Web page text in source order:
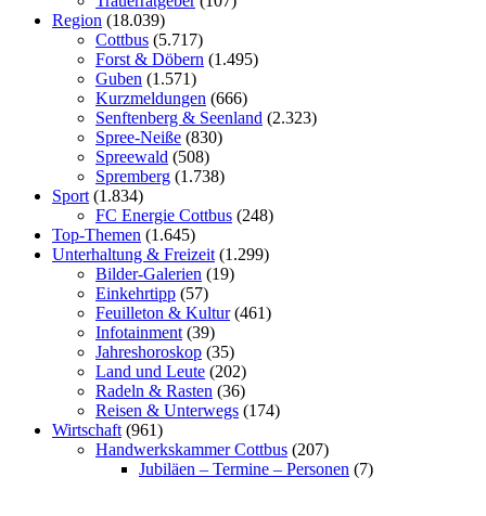
Region (18.039)
Cottbus (5.717)
Forst & Döbern (1.495)
Guben (1.571)
Kurzmeldungen (666)
Senftenberg & Seenland (2.323)
Spree-Neiße (830)
Spreewald (508)
Spremberg (1.738)
Sport (1.834)
FC Energie Cottbus (248)
Top-Themen (1.645)
Unterhaltung & Freizeit (1.299)
Bilder-Galerien (19)
Einkehrtipp (57)
Feuilleton & Kultur(461)
Infotainment (39)
Jahreshoroskop (35)
Land und Leute (202)
Radeln & Rasten (36)
Reisen & Unterwegs (174)
Wirtschaft (961)
Handwerkskammer Cottbus (207)
Jubiläen – Termine – Personen (7)